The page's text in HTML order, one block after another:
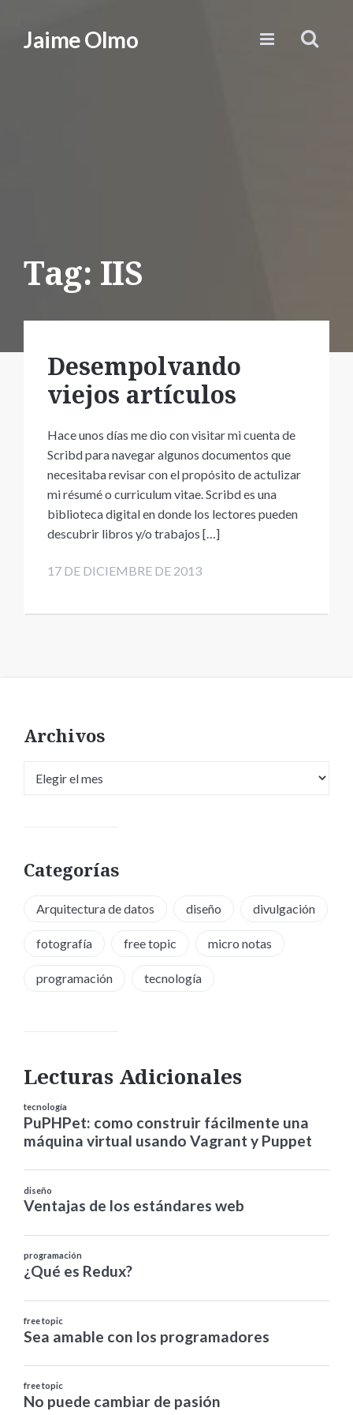
Jaime Olmo
Tag: IIS
Desempolvando
viejos artículos
Hace unos días me dio con visitar mi cuenta de
Scribd para navegar algunos documentos que
necesitaba revisar con el propósito de actulizar
mi résumé o curriculum vitae. Scribd es una
biblioteca digital en donde los lectores pueden
descubrir libros y/o trabajos […]
17 DE DICIEMBRE DE 2013
Archivos
Categorías
Arquitectura de datos diseño divulgación
fotografía free topic micro notas
programación tecnología
Lecturas Adicionales